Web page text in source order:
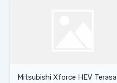
Mitsubishi Xforce HEV Terasa